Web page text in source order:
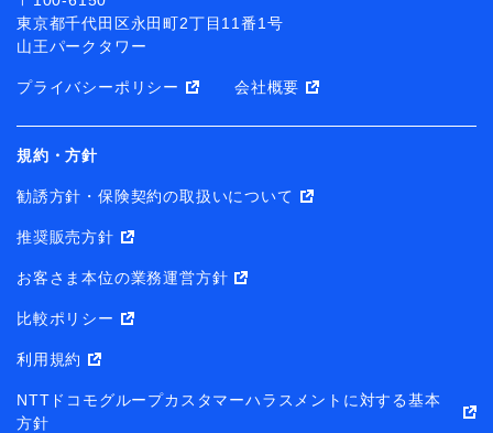
東京都千代田区永田町2丁目11番1号
山王パークタワー
プライバシーポリシー 会社概要
規約・方針
勧誘方針・保険契約の取扱いについて
推奨販売方針
お客さま本位の業務運営方針
比較ポリシー
利用規約
NTTドコモグループカスタマーハラスメントに対する基本
方針